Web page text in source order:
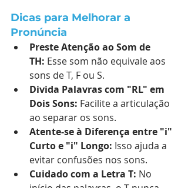
Dicas para Melhorar a
Pronúncia
Preste Atenção ao Som de
TH: Esse som não equivale aos
sons de T, F ou S.
Divida Palavras com "RL" em
Dois Sons: Facilite a articulação
ao separar os sons.
Atente-se à Diferença entre "i"
Curto e "i" Longo: Isso ajuda a
evitar confusões nos sons.
Cuidado com a Letra T: No